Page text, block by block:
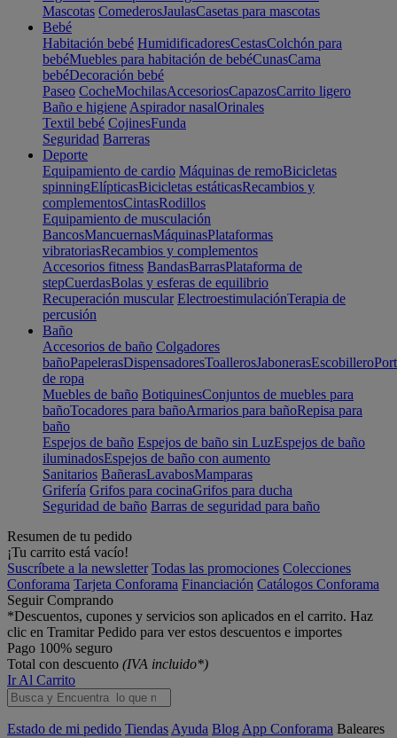
Mascotas ComederosJaulasCasetas para mascotas
Bebé
Habitación bebé HumidificadoresCestasColchón para
bebéMuebles para habitación de bebéCunasCama
bebéDecoración bebé
Paseo CocheMochilasAccesoriosCapazosCarrito ligero
Baño e higiene Aspirador nasalOrinales
Textil bebé CojinesFunda
Seguridad Barreras
Deporte
Equipamiento de cardio Máquinas de remoBicicletas
spinningElípticasBicicletas estáticasRecambios y
complementosCintasRodillos
Equipamiento de musculación
BancosMancuernasMáquinasPlataformas
vibratoriasRecambios y complementos
Accesorios fitness BandasBarrasPlataforma de
stepCuerdasBolas y esferas de equilibrio
Recuperación muscular ElectroestimulaciónTerapia de
percusión
Baño
Accesorios de baño Colgadores
bañoPapelerasDispensadoresToallerosJabonerasEscobillero
de ropa
Muebles de baño BotiquinesConjuntos de muebles para
bañoTocadores para bañoArmarios para bañoRepisa para
baño
Espejos de baño Espejos de baño sin LuzEspejos de baño
iluminadosEspejos de baño con aumento
Sanitarios BañerasLavabosMamparas
Grifería Grifos para cocinaGrifos para ducha
Seguridad de baño Barras de seguridad para baño
Resumen de tu pedido
¡Tu carrito está vacío!
Suscríbete a la newsletter Todas las promociones Colecciones
Conforama Tarjeta Conforama Financiación Catálogos Conforama
Seguir Comprando
*Descuentos, cupones y servicios son aplicados en el carrito. Haz
clic en Tramitar Pedido para ver estos descuentos e importes
Pago 100% seguro
Total con descuento (IVA incluido*)
Ir Al Carrito
Estado de mi pedido Tiendas Ayuda Blog App Conforama Baleares